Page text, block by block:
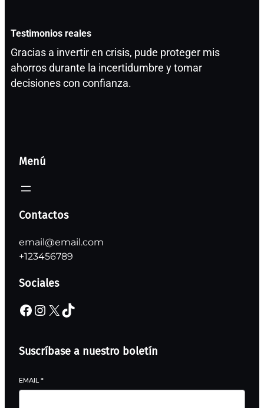
Testimonios reales
Gracias a invertir en crisis, pude proteger mis
ahorros durante la incertidumbre y tomar
decisiones con confianza.
Menú
Contactos
email@email.com
+123456789
Sociales
Suscríbase a nuestro boletín
EMAIL*